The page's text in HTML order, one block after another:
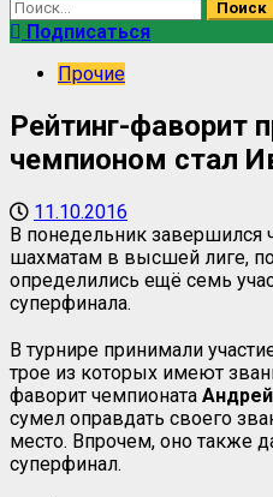
Подписаться
Прочие
Рейтинг-фаворит
чемпионом стал
11.10.2016
В понедельник завершился
шахматам в высшей лиге,
определились ещё семь
суперфинала.
В турнире принимали
трое из которых имеют
фаворит чемпионата Андрей
сумел оправдать своего
место. Впрочем, оно также
суперфинал.